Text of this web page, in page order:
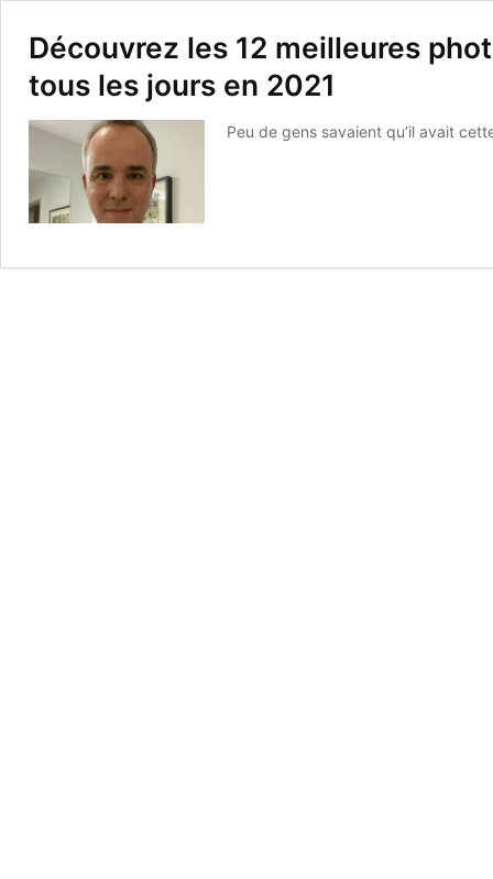
Découvrez les 12 meilleures
tous les jours en 2021
Peu de gens savaient qu’il avait